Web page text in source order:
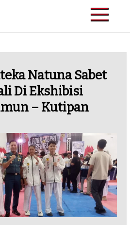
Natuna Sabet
Di Ekshibisi
– Kutipan